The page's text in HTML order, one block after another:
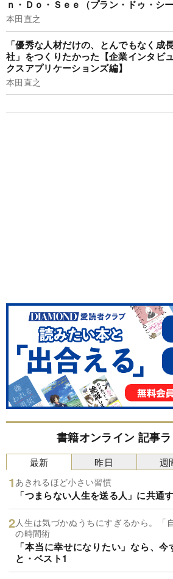
ｎ・Ｄｏ・Ｓｅｅ（プラン・ドゥ・シー
本田直之
「優秀な人材だけの、とんでもなく成
社」をつくりたかった【企業インタビ
クスアプリケーションズ編】
本田直之
書籍オンライン 記事
最新
あきれるほど小さい習慣
「つまらない人生を送る人」に共通
人生は気づかぬうちにすぎるから。「
の時間術
「本当に幸せになりたい」なら、
と・ベスト1
昨日 週